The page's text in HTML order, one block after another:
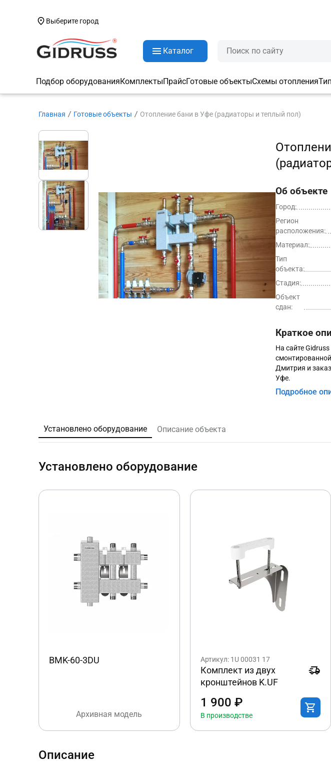
Выберите город
Каталог
Подбор оборудованияКомплектыПрайсГотовые объектыСхемы отопления
Главная Готовые объекты Отопление бани в Уфе (радиаторы и теплый пол)
Об объекте
Город:
Регион
расположения:
Материал:
Тип
объекта:
Стадия:
Объект
сдан:
Краткое
На сайте
Дмитрия и
Уфе.
Подробное
Установлено оборудование Описание объекта
Установлено оборудование
BMK-60-3DU
Архивная модель
Артикул: 1U 00031 17
Комплект из двух
кронштейнов K.UF
1 900 ₽
В производстве
Описание